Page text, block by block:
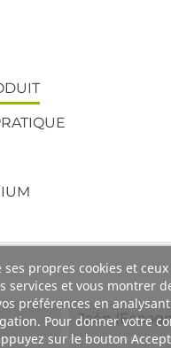
ses propres cookies et
services et vous montrer
préférences en analysant
Pour donner votre
sur le bouton
Jaén